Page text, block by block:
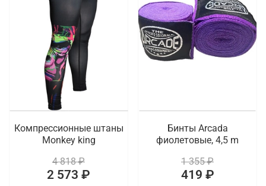
Компрессионные штаны
Monkey king
4 818 ₽
2 573 ₽
Бинты Arcada
фиолетовые, 4,5 m
1 355 ₽
419 ₽